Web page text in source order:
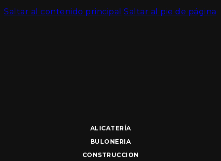
Saltar al contenido principal Saltar al pie de página
ALICATERÍA
BULONERIA
CONSTRUCCION